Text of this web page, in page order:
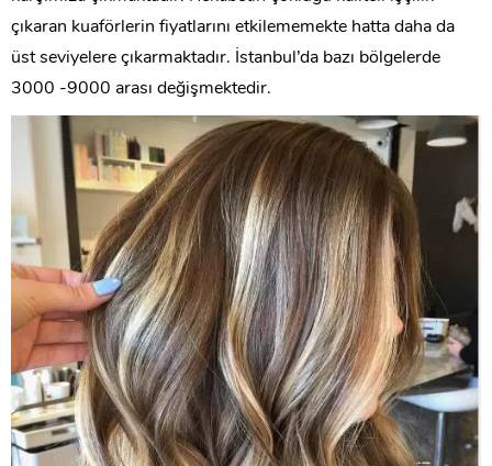
çıkaran kuaförlerin fiyatlarını etkilememekte hatta daha da
üst seviyelere çıkarmaktadır. İstanbul’da bazı bölgelerde
3000 -9000 arası değişmektedir.